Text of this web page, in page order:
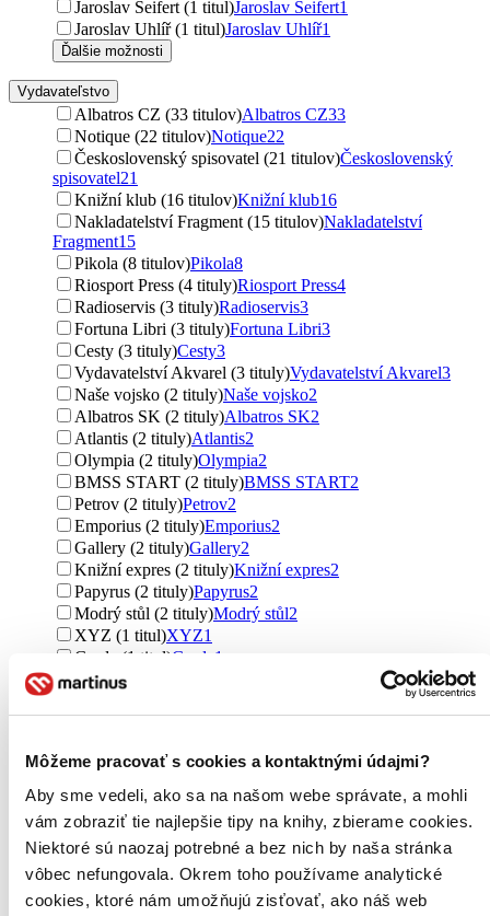
Môžeme pracovať s cookies a kontaktnými údajmi?
Aby sme vedeli, ako sa na našom webe správate, a mohli
vám zobraziť tie najlepšie tipy na knihy, zbierame cookies.
Niektoré sú naozaj potrebné a bez nich by naša stránka
vôbec nefungovala. Okrem toho používame analytické
cookies, ktoré nám umožňujú zisťovať, ako náš web
Jaroslav Seifert (1 titul)Jaroslav Seifert1
Jaroslav Uhlíř (1 titul)Jaroslav Uhlíř1
Ďalšie možnosti
Vydavateľstvo
Albatros CZ (33 titulov)Albatros CZ33
Notique (22 titulov)Notique22
Československý spisovatel (21 titulov)Československý
spisovatel21
Knižní klub (16 titulov)Knižní klub16
Nakladatelství Fragment (15 titulov)Nakladatelství
Fragment15
Pikola (8 titulov)Pikola8
Riosport Press (4 tituly)Riosport Press4
Radioservis (3 tituly)Radioservis3
Fortuna Libri (3 tituly)Fortuna Libri3
Cesty (3 tituly)Cesty3
Vydavatelství Akvarel (3 tituly)Vydavatelství Akvarel3
Naše vojsko (2 tituly)Naše vojsko2
Albatros SK (2 tituly)Albatros SK2
Atlantis (2 tituly)Atlantis2
Olympia (2 tituly)Olympia2
BMSS START (2 tituly)BMSS START2
Petrov (2 tituly)Petrov2
Emporius (2 tituly)Emporius2
Gallery (2 tituly)Gallery2
Knižní expres (2 tituly)Knižní expres2
Papyrus (2 tituly)Papyrus2
Modrý stůl (2 tituly)Modrý stůl2
XYZ (1 titul)XYZ1
Grada (1 titul)Grada 1
Host (1 titul)
SUN (1 titul) SUN1
Tranoscius (1 titul) Tranoscius1
Väzba
pevná väzba (145 titulov)pevná väzba145
brožovaná väzba (17 titulov)brožovaná väzba 17